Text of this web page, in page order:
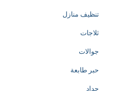
e
d
o
تنظيف منازل
ثلاجات
جوالات
حبر طابعة
حداد